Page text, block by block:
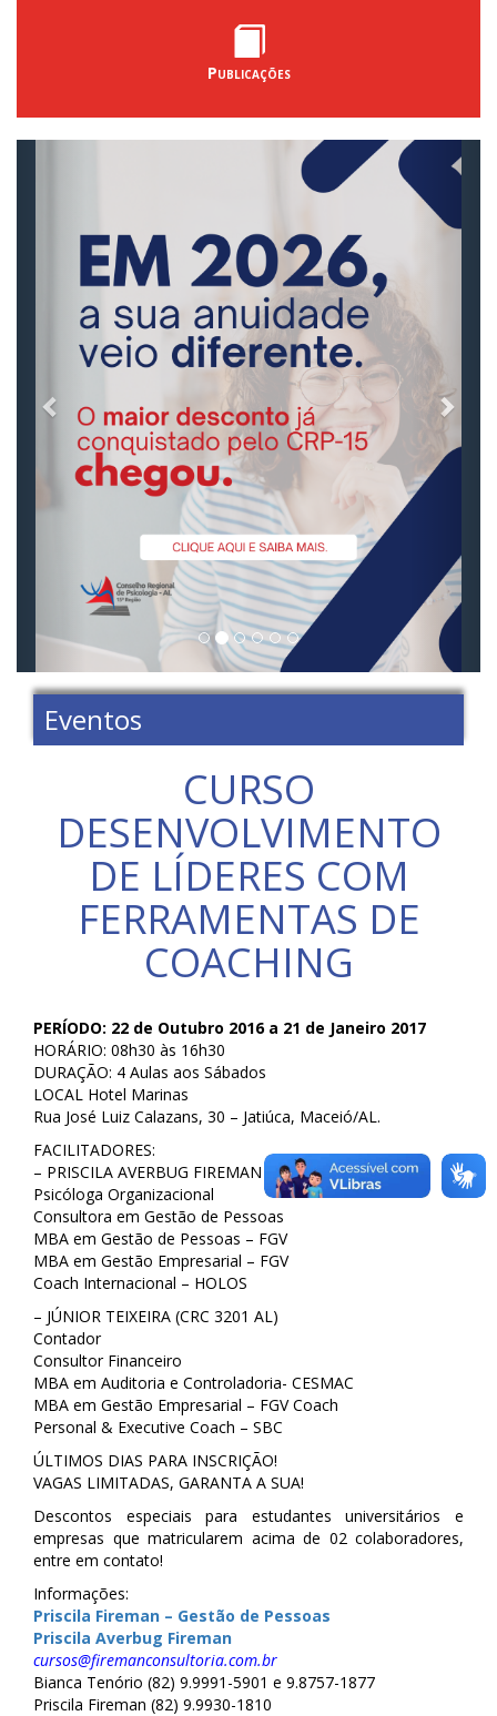
Publicações
Eventos
CURSO
DESENVOLVIMENTO
DE LÍDERES COM
FERRAMENTAS DE
COACHING
PERÍODO: 22 de Outubro 2016 a 21 de Janeiro 2017
HORÁRIO: 08h30 às 16h30
DURAÇÃO: 4 Aulas aos Sábados
LOCAL Hotel Marinas
Rua José Luiz Calazans, 30 – Jatiúca, Maceió/AL.
FACILITADORES:
– PRISCILA AVERBUG FIREMAN (CRP-15/3494)
Psicóloga Organizacional
Consultora em Gestão de Pessoas
MBA em Gestão de Pessoas – FGV
MBA em Gestão Empresarial – FGV
Coach Internacional – HOLOS
– JÚNIOR TEIXEIRA (CRC 3201 AL)
Contador
Consultor Financeiro
MBA em Auditoria e Controladoria- CESMAC
MBA em Gestão Empresarial – FGV Coach
Personal & Executive Coach – SBC
ÚLTIMOS DIAS PARA INSCRIÇÃO!
​VAGAS LIMITADAS, GARANTA A SUA!
Descontos especiais para estudantes universitários e
empresas que matricularem acima de 02 colaboradores,
entre em contato!
Informações:
Priscila Fireman – Gestão de Pessoas
Priscila Averbug Fireman
cursos@firemanconsultoria.com.br
Bianca Tenório (82) 9.9991-5901 e 9.8757-1877
Priscila Fireman (82) 9.9930-1810